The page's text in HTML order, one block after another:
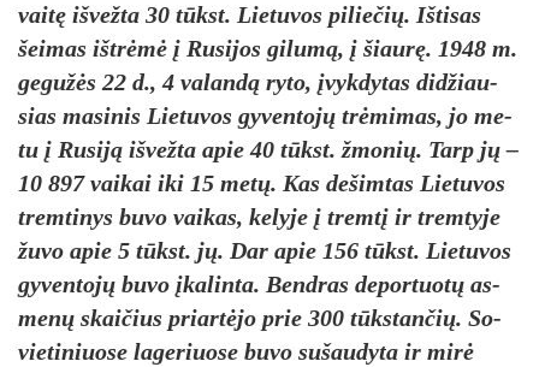
vaitę iš­vež­ta 30 tūkst. Lie­tu­vos pi­lie­čių. Iš­ti­sas
šei­mas ištrėmė į Ru­si­jos gi­lumą, į šiaurę. 1948 m.
ge­gužės 22 d., 4 va­landą ry­to, įvyk­dy­tas did­žiau­
sias ma­si­nis Lie­tu­vos gy­ven­tojų trėmi­mas, jo me­
tu į Ru­siją iš­vež­ta apie 40 tūkst. žmo­nių. Tarp jų –
10 897 vai­kai iki 15 metų. Kas de­šim­tas Lie­tu­vos
trem­ti­nys bu­vo vai­kas, ke­ly­je į tremtį ir trem­ty­je
žu­vo apie 5 tūkst. jų. Dar apie 156 tūkst. Lie­tu­vos
gy­ven­tojų bu­vo įka­lin­ta. Bend­ras de­por­tuotų as­
menų skai­čius priartė­jo prie 300 tūkstan­čių. So­
vie­ti­niuo­se la­ge­riuo­se bu­vo su­šau­dy­ta ir mirė